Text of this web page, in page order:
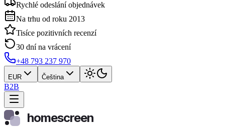
Rychlé odeslání objednávek
Na trhu od roku 2013
Tisíce pozitivních recenzí
30 dní na vrácení
+48 793 237 970
EUR Čeština
B2B
homescreen